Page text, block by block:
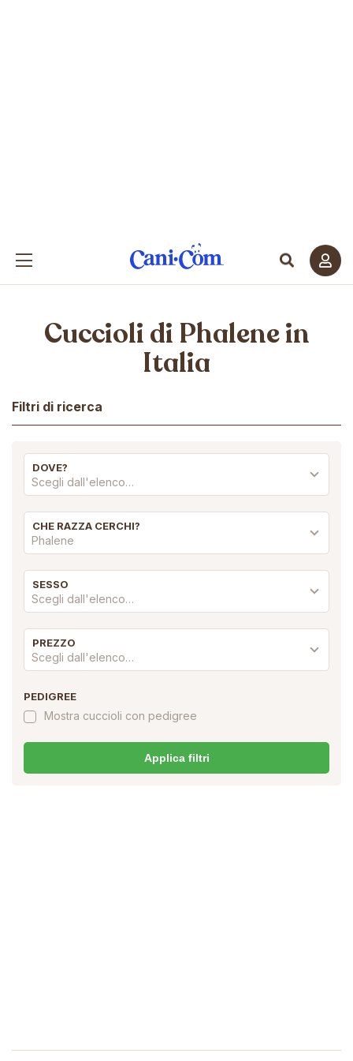
Cuccioli di Phalene in
Italia
Filtri di ricerca
DOVE?
Scegli dall'elenco…
CHE RAZZA CERCHI?
Phalene
SESSO
Scegli dall'elenco…
PREZZO
Scegli dall'elenco…
PEDIGREE
Mostra cuccioli con pedigree